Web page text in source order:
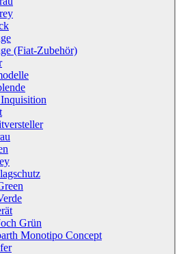
(Fiat-Zubehör)
Grün
Monotipo Concept